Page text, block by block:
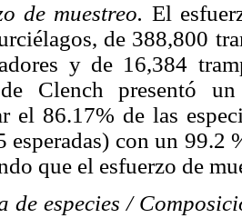
de muestreo. El
de 388,800
y de 16,384
Clench presentó
el 86.17% de las
esperadas) con un 99.2
que el esfuerzo de
de especies /